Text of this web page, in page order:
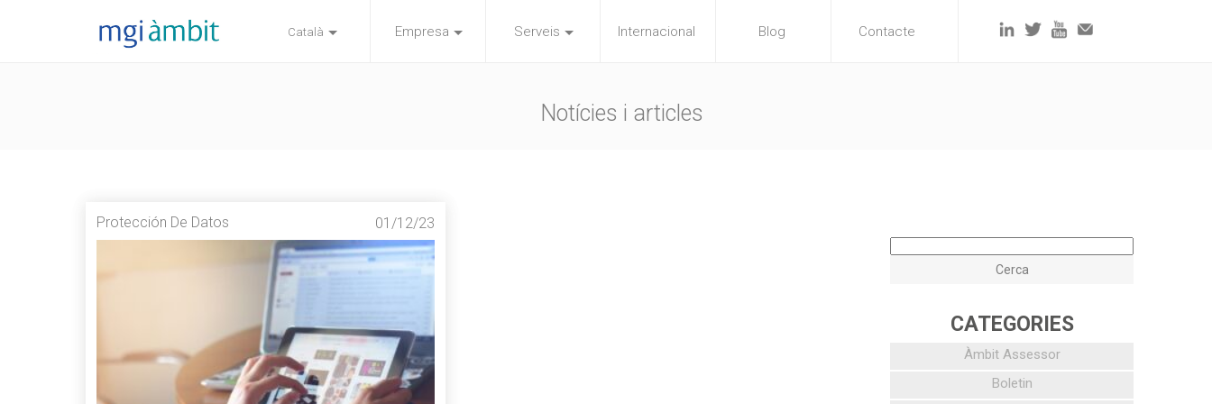
Català Empresa Serveis Internacional Blog Contacte
Notícies i articles
Protección De Datos 01/12/23
CATEGORIES
Àmbit Assessor
Boletin